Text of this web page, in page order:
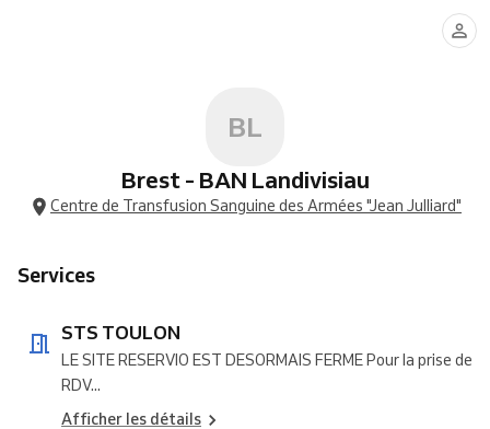
BL
Brest - BAN Landivisiau
Centre de Transfusion Sanguine des Armées "Jean Julliard"
Services
STS TOULON
LE SITE RESERVIO EST DESORMAIS FERME Pour la prise de
RDV...
Afficher les détails